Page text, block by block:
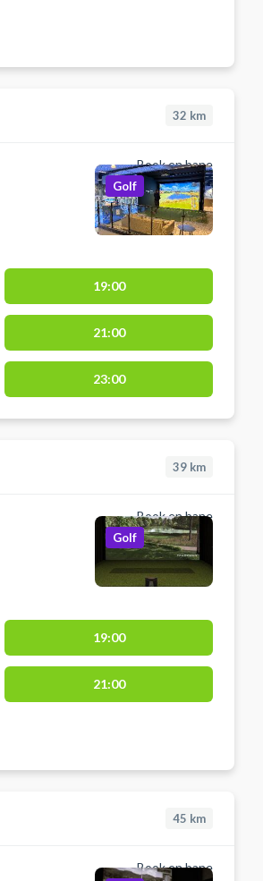
32 km
Book en bane
Golf
19:00
21:00
23:00
39 km
Book en bane
Golf
19:00
21:00
45 km
Book en bane